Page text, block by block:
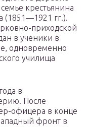
крестьянина
(1851—1921 гг.).
приходской
в ученики в
одновременно
училища
в
После
офицера в конце
фронт в